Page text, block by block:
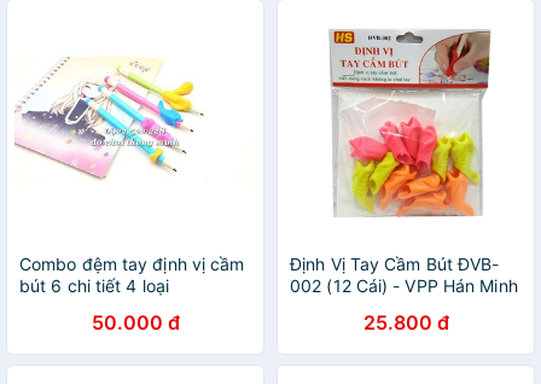
Combo đệm tay định vị cầm
bút 6 chi tiết 4 loại
50.000 đ
Định Vị Tay Cầm Bút ĐVB-
002 (12 Cái) - VPP Hán Minh
25.800 đ